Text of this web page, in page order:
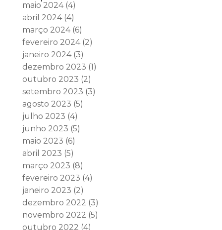
maio 2024(4)
abril 2024(4)
março 2024(6)
fevereiro 2024(2)
janeiro 2024(3)
dezembro 2023 (1)
outubro 2023 (2)
setembro 2023 (3)
agosto 2023 (5)
julho 2023 (4)
junho 2023 (5)
maio 2023 (6)
abril 2023 (5)
março 2023 (8)
fevereiro 2023 (4)
janeiro 2023 (2)
dezembro 2022 (3)
novembro 2022 (5)
outubro 2022 (4)